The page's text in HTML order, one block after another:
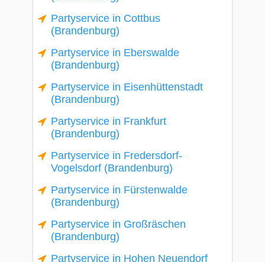
Partyservice in Cottbus
(Brandenburg)
Partyservice in Eberswalde
(Brandenburg)
Partyservice in Eisenhüttenstadt
(Brandenburg)
Partyservice in Frankfurt
(Brandenburg)
Partyservice in Fredersdorf-
Vogelsdorf (Brandenburg)
Partyservice in Fürstenwalde
(Brandenburg)
Partyservice in Großräschen
(Brandenburg)
Partyservice in Hohen Neuendorf